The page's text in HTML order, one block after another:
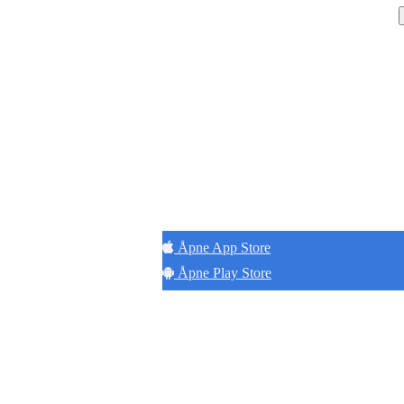
Åpne App Store
Åpne Play Store